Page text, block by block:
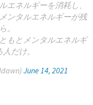
エネルギーを消耗し、
ンタルエネルギーが残
。
もとメンタルエネルギ
だけ。
June 14, 2021